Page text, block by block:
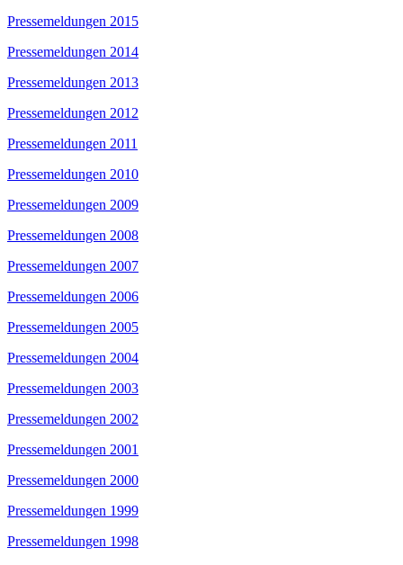
Pressemeldungen 2015
Pressemeldungen 2014
Pressemeldungen 2013
Pressemeldungen 2012
Pressemeldungen 2011
Pressemeldungen 2010
Pressemeldungen 2009
Pressemeldungen 2008
Pressemeldungen 2007
Pressemeldungen 2006
Pressemeldungen 2005
Pressemeldungen 2004
Pressemeldungen 2003
Pressemeldungen 2002
Pressemeldungen 2001
Pressemeldungen 2000
Pressemeldungen 1999
Pressemeldungen 1998